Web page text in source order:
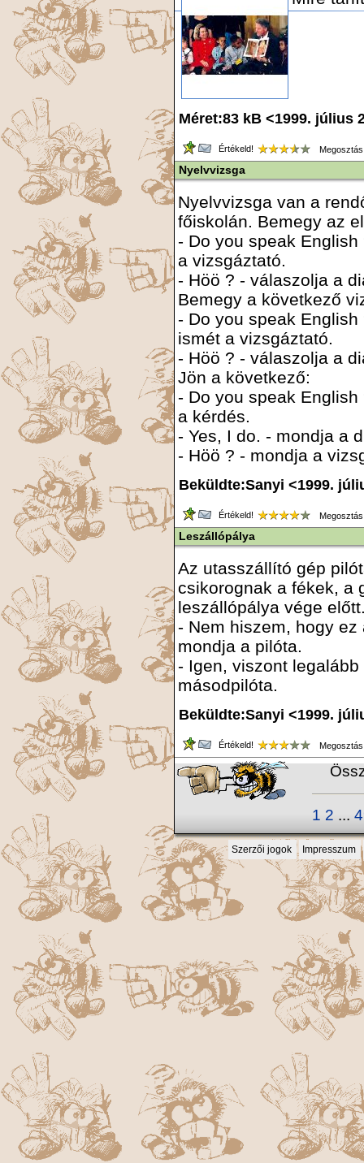
Méret:83 kB <1999. július
Értékeld!
Nyelvvizsga
Nyelvvizsga van a
főiskolán. Bemegy az
- Do you speak English
a vizsgáztató.
- Höö ? - válaszolja a
Bemegy a következő
- Do you speak English
ismét a vizsgáztató.
- Höö ? - válaszolja a
Jön a következő:
- Do you speak English
a kérdés.
- Yes, I do. - mondja a
- Höö ? - mondja a
Beküldte:Sanyi <1999.
Értékeld!
Leszállópálya
Az utasszállító gép
csikorognak a fékek, a
leszállópálya vége
- Nem hiszem, hogy
mondja a pilóta.
- Igen, viszont
másodpilóta.
Beküldte:Sanyi <1999.
Értékeld!
1 2 ...
Szerzői jogok Impresszum